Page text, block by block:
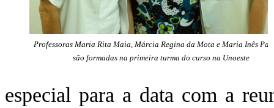
Professoras Maria Rita Maia, Márcia Regina da Mota e Maria Inês
são formadas na primeira turma do curso na Unoeste
especial para a data com a